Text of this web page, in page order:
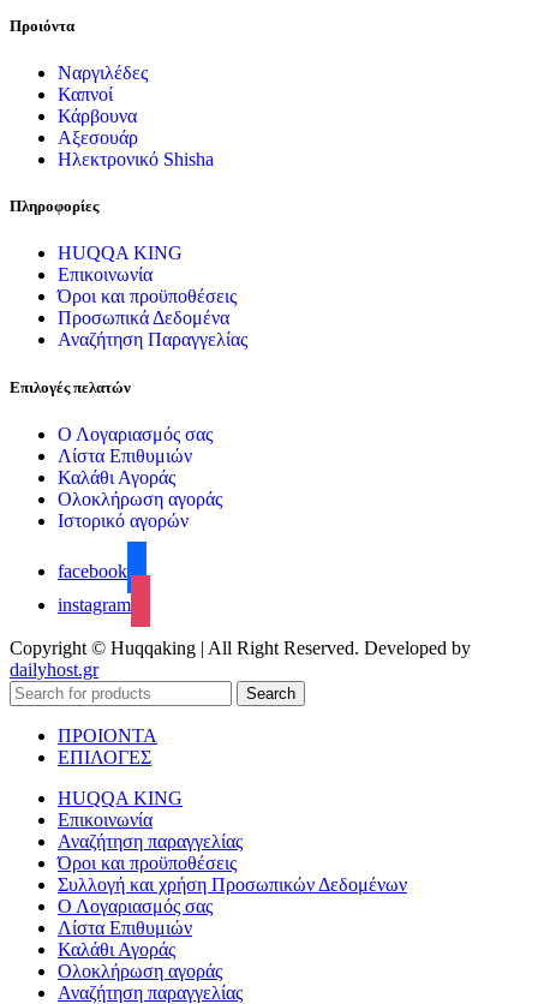
Προιόντα
Ναργιλέδες
Καπνοί
Κάρβουνα
Αξεσουάρ
Ηλεκτρονικό Shisha
Πληροφορίες
HUQQA KING
Επικοινωνία
Όροι και προϋποθέσεις
Προσωπικά Δεδομένα
Αναζήτηση Παραγγελίας
Επιλογές πελατών
Ο Λογαριασμός σας
Λίστα Επιθυμιών
Καλάθι Αγοράς
Ολοκλήρωση αγοράς
Ιστορικό αγορών
facebook
instagram
Copyright © Huqqaking | All Right Reserved. Developed by
dailyhost.gr
Search
ΠΡΟΙΟΝΤΑ
ΕΠΙΛΟΓΕΣ
HUQQA KING
Επικοινωνία
Αναζήτηση παραγγελίας
Όροι και προϋποθέσεις
Συλλογή και χρήση Προσωπικών Δεδομένων
Ο Λογαριασμός σας
Λίστα Επιθυμιών
Καλάθι Αγοράς
Ολοκλήρωση αγοράς
Αναζήτηση παραγγελίας